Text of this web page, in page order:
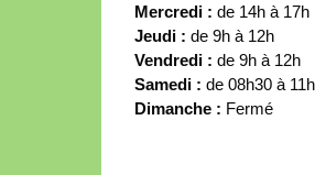
Mercredi : de 14h à 17h
Jeudi : de 9h à 12h
Vendredi : de 9h à 12h
Samedi : de 08h30 à
Dimanche : Fermé